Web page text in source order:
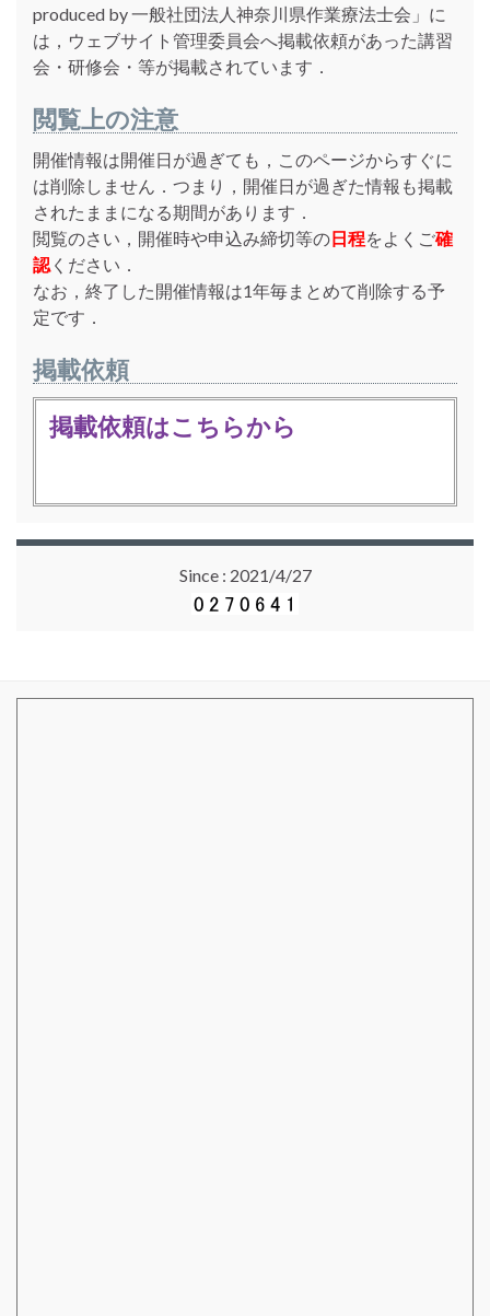
produced by 一般社団法人神奈川県作業療法士会」に
は，ウェブサイト管理委員会へ掲載依頼があった講習
会・研修会・等が掲載されています．
閲覧上の注意
開催情報は開催日が過ぎても，このページからすぐに
は削除しません．つまり，開催日が過ぎた情報も掲載
されたままになる期間があります．
閲覧のさい，開催時や申込み締切等の日程をよくご確
認 ください．
なお，終了した開催情報は1年毎まとめて削除する予
定です．
掲載依頼
掲載依頼はこちらから
Since : 2021/4/27